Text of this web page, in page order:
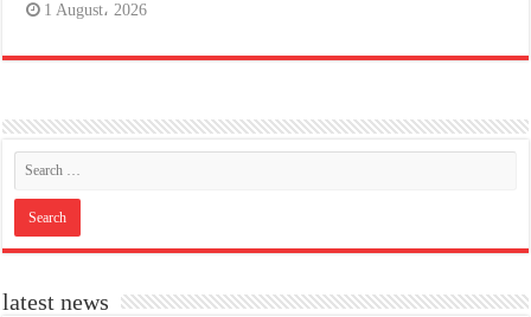
1 August، 2026
latest news